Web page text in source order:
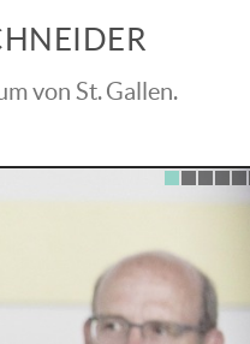
von St. Gallen.